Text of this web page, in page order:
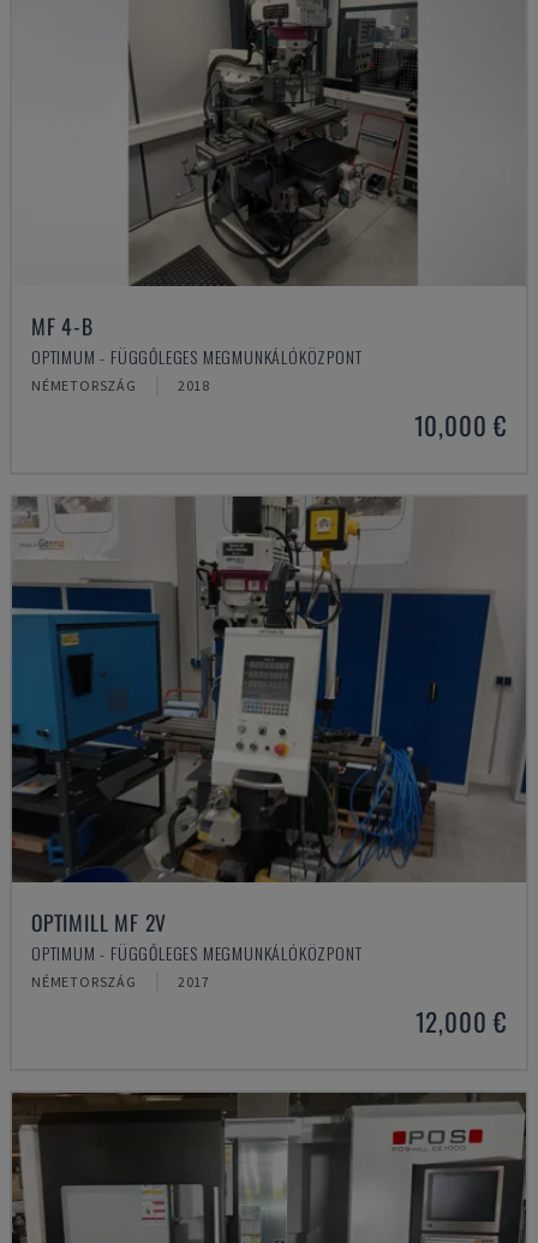
MF 4-B
OPTIMUM - FÜGGŐLEGES MEGMUNKÁLÓKÖZPONT
NÉMETORSZÁG 2018
10,000 €
OPTIMILL MF 2V
OPTIMUM - FÜGGŐLEGES MEGMUNKÁLÓKÖZPONT
NÉMETORSZÁG 2017
12,000 €